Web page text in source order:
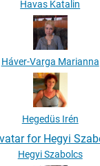
Havas Katalin
Háver-Varga Marianna
Hegedüs Irén
Hegyi Szabolcs